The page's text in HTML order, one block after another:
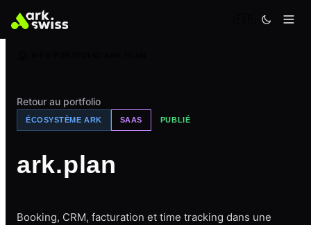
Retour au portfolio
ÉCOSYSTÈME ARK SAAS PUBLIÉ
ark.plan
Booking, CRM, facturation et time tracking dans une